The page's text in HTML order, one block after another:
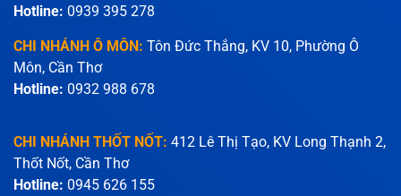
Hotline: 0939 395 278
CHI NHÁNH Ô MÔN: Tôn Đức Thắng, KV 10, Phường Ô
Môn, Cần Thơ
Hotline: 0932 988 678
CHI NHÁNH THỐT NỐT: 412 Lê Thị Tạo, KV Long Thạnh 2,
Thốt Nốt, Cần Thơ
Hotline: 0945 626 155